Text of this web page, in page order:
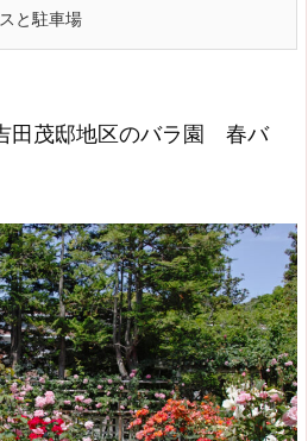
と駐車場
田茂邸地区のバラ園 春バ